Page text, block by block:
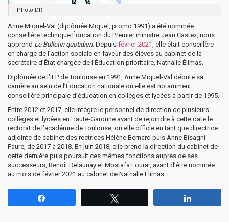
Photo DR
Anne Miquel-Val (diplômée Miquel, promo 1991) a été nommée
conseillère technique Éducation du Premier ministre Jean Castex, nous
apprend Le Bulletin quotidien. Depuis février 2021 , elle était conseillère
en charge de l’action sociale en faveur des élèves au cabinet de la
secrétaire d’État chargée de l’Éducation prioritaire, Nathalie Élimas.
Diplômée de l’IEP de Toulouse en 1991, Anne Miquel-Val débute sa
carrière au sein de l’Éducation nationale où elle est notamment
conseillère principale d’éducation en collèges et lycées à partir de 1995.
Entre 2012 et 2017, elle intègre le personnel de direction de plusieurs
collèges et lycées en Haute-Garonne avant de rejoindre à cette date le
rectorat de l’académie de Toulouse, où elle officie en tant que directrice
adjointe de cabinet des rectrices Hélène Bernard puis Anne Bisagni-
Faure, de 2017 à 2018. En juin 2018, elle prend la direction du cabinet de
cette dernière puis poursuit ces mêmes fonctions auprès de ses
successeurs, Benoît Delaunay et Mostafa Fourar, avant d’être nommée
au mois de février 2021 au cabinet de Nathalie Élimas.